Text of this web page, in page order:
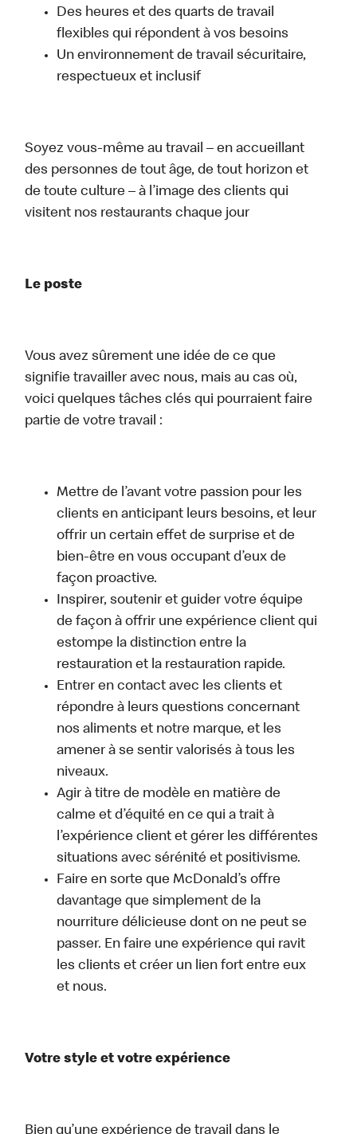
Des heures et des quarts de travail
flexibles qui répondent à vos besoins
Un environnement de travail sécuritaire,
respectueux et inclusif
Soyez vous-même au travail – en accueillant
des personnes de tout âge, de tout horizon et
de toute culture – à l’image des clients qui
visitent nos restaurants chaque jour
Le poste
Vous avez sûrement une idée de ce que
signifie travailler avec nous, mais au cas où,
voici quelques tâches clés qui pourraient faire
partie de votre travail :
Mettre de l’avant votre passion pour les
clients en anticipant leurs besoins, et leur
offrir un certain effet de surprise et de
bien-être en vous occupant d’eux de
façon proactive.
Inspirer, soutenir et guider votre équipe
de façon à offrir une expérience client qui
estompe la distinction entre la
restauration et la restauration rapide.
Entrer en contact avec les clients et
répondre à leurs questions concernant
nos aliments et notre marque, et les
amener à se sentir valorisés à tous les
niveaux.
Agir à titre de modèle en matière de
calme et d’équité en ce qui a trait à
l’expérience client et gérer les différentes
situations avec sérénité et positivisme.
Faire en sorte que McDonald’s offre
davantage que simplement de la
nourriture délicieuse dont on ne peut se
passer. En faire une expérience qui ravit
les clients et créer un lien fort entre eux
et nous.
Votre style et votre expérience
Bien qu’une expérience de travail dans le